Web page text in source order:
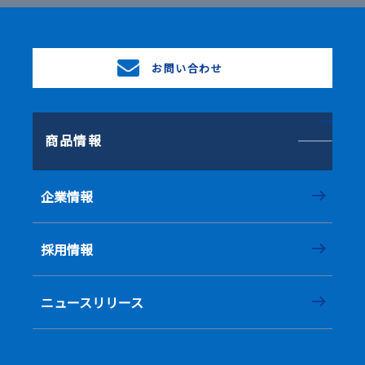
お問い合わせ
企業情報
採用情報
ニュースリリース
商品情報